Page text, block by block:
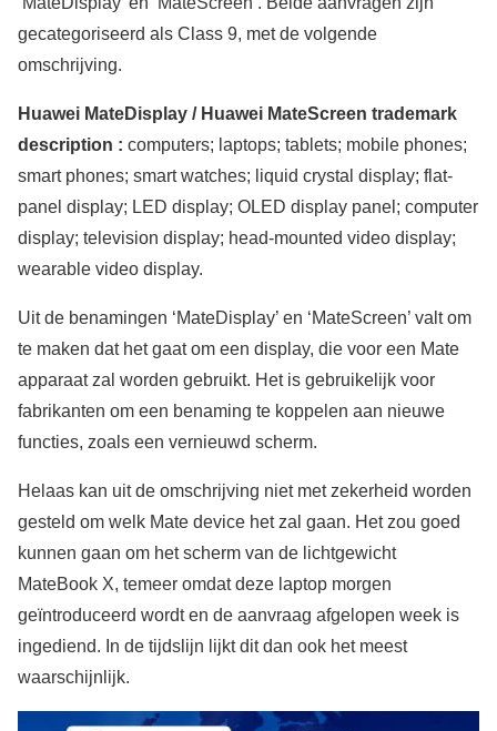
gecategoriseerd als Class 9, met de volgende
omschrijving.
Huawei MateDisplay / Huawei MateScreen trademark
description : computers; laptops; tablets; mobile phones;
smart phones; smart watches; liquid crystal display; flat-
panel display; LED display; OLED display panel; computer
display; television display; head-mounted video display;
wearable video display.
Uit de benamingen ‘MateDisplay’ en ‘MateScreen’ valt om
te maken dat het gaat om een display, die voor een Mate
apparaat zal worden gebruikt. Het is gebruikelijk voor
fabrikanten om een benaming te koppelen aan nieuwe
functies, zoals een vernieuwd scherm.
Helaas kan uit de omschrijving niet met zekerheid worden
gesteld om welk Mate device het zal gaan. Het zou goed
kunnen gaan om het scherm van de lichtgewicht
MateBook X, temeer omdat deze laptop morgen
geïntroduceerd wordt en de aanvraag afgelopen week is
ingediend. In de tijdslijn lijkt dit dan ook het meest
waarschijnlijk.